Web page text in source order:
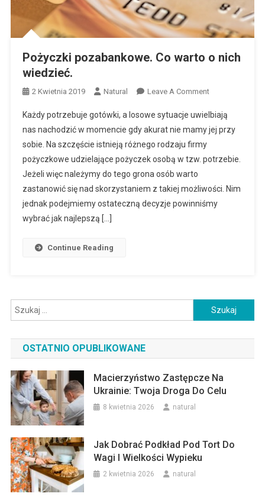
Pożyczki pozabankowe. Co warto o nich
wiedzieć.
2 Kwietnia 2019 Natural Leave A CommentOn
Pozabankowe.
Co
O
Wiedzieć.
Każdy potrzebuje gotówki, a losowe sytuacje uwielbiają
nas nachodzić w momencie gdy akurat nie mamy jej przy
sobie. Na szczęście istnieją różnego rodzaju firmy
pożyczkowe udzielające pożyczek osobą w tzw. potrzebie.
Jeżeli więc należymy do tego grona osób warto
zastanowić się nad skorzystaniem z takiej możliwości. Nim
jednak podejmiemy ostateczną decyzje powinniśmy
wybrać jak najlepszą […]
Continue Reading
Szukaj:
OSTATNIO OPUBLIKOWANE
Macierzyństwo Zastępcze Na
Ukrainie: Twoja Droga Do Celu
8 kwietnia 2026 natural
Jak Dobrać Podkład Pod Tort Do
Wagi I Wielkości Wypieku
2 kwietnia 2026 natural